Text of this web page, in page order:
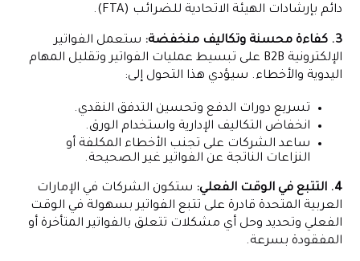
دائم بإرشادات الهيئة الاتحادية للضرائب (FTA).
3. كفاءة محسنة وتكاليف منخفضة:
ستعمل الفواتير
الإلكترونية B2B على تبسيط عمليات الفواتير وتقليل المهام
اليدوية والأخطاء. سيؤدي هذا التحول إلى:
تسريع دورات الدفع وتحسين التدفق النقدي.
انخفاض التكاليف الإدارية واستخدام الورق.
ساعد الشركات على تجنب الأخطاء المكلفة أو
النزاعات الناتجة عن الفواتير غير الصحيحة.
4. التتبع في الوقت الفعلي:
ستكون الشركات في الإمارات
العربية المتحدة قادرة على تتبع الفواتير بسهولة في الوقت
الفعلي وتحديد وحل أي مشكلات تتعلق بالفواتير المتأخرة أو
المفقودة بسرعة.